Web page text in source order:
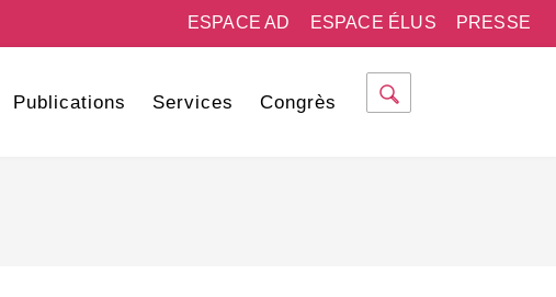
PRESSE
ESPACE ÉLUS
ESPACE AD
Publications Services Congrès